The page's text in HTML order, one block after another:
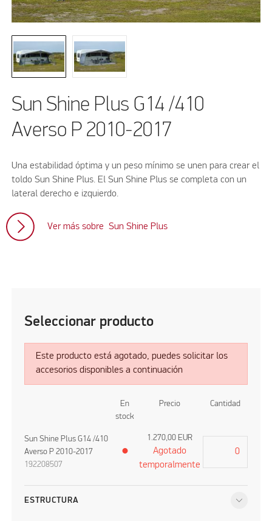
Sun Shine Plus G14 /410
Averso P 2010-2017
Una estabilidad óptima y un peso mínimo se unen para crear el
toldo Sun Shine Plus. El Sun Shine Plus se completa con un
lateral derecho e izquierdo.
Ver más sobre Sun Shine Plus
Seleccionar producto
Este producto está agotado, puedes solicitar los
accesorios disponibles a continuación
En
stock
Precio Cantidad
Sun Shine Plus G14 /410
Averso P 2010-2017
192208507
●
1.270,00 EUR
Agotado
temporalmente
ESTRUCTURA